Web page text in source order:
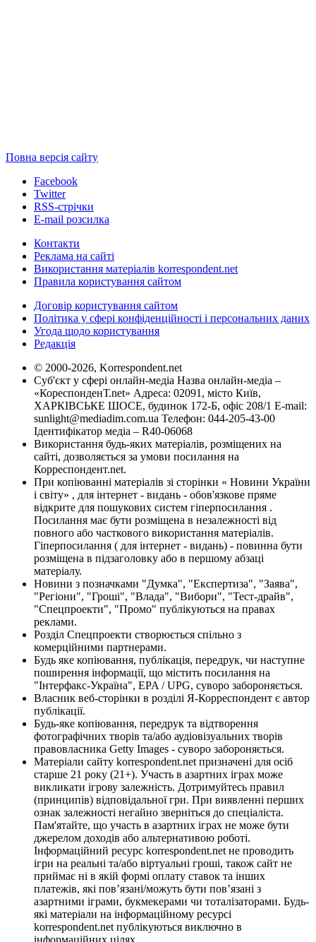
Повна версія сайту
Facebook
Twitter
RSS-стрічки
E-mail розсилка
Контакти
Реклама на сайті
Використання матеріалів korrespondent.net
Правила користування сайтом
Договір користування сайтом
Політика у сфері конфіденційності і персональних даних
Угода щодо користування
Редакція
© 2000-2026, Korrespondent.net
Суб'єкт у сфері онлайн-медіа Назва онлайн-медіа –
«КореспонденТ.net» Адреса: 02091, місто Київ,
ХАРКІВСЬКЕ ШОСЕ, будинок 172-Б, офіс 208/1 E-mail:
sunlight@mediadim.com.ua Телефон: 044-205-43-00
Ідентифікатор медіа – R40-06068
Використання будь-яких матеріалів, розміщених на
сайті, дозволяється за умови посилання на
Корреспондент.net.
При копіюванні матеріалів зі сторінки « Новини України
і світу» , для інтернет - видань - обов'язкове пряме
відкрите для пошукових систем гіперпосилання .
Посилання має бути розміщена в незалежності від
повного або часткового використання матеріалів.
Гіперпосилання ( для інтернет - видань) - повинна бути
розміщена в підзаголовку або в першому абзаці
матеріалу.
Новини з позначками "Думка", "Експертиза", "Заява",
"Регіони", "Гроші", "Влада", "Вибори", "Тест-драйв",
"Спецпроекти", "Промо" публікуються на правах
реклами.
Розділ Спецпроекти створюється спільно з
комерційними партнерами.
Будь яке копіювання, публікація, передрук, чи наступне
поширення інформації, що містить посилання на
"Інтерфакс-Україна", EPA / UPG, суворо забороняється.
Власник веб-сторінки в розділі Я-Корреспондент є автор
публікації.
Будь-яке копіювання, передрук та відтворення
фотографічних творів та/або аудіовізуальних творів
правовласника Getty Images - суворо забороняється.
Матеріали сайту korrespondent.net призначені для осіб
старше 21 року (21+). Участь в азартних іграх може
викликати ігрову залежність. Дотримуйтесь правил
(принципів) відповідальної гри. При виявленні перших
ознак залежності негайно зверніться до спеціаліста.
Пам'ятайте, що участь в азартних іграх не може бути
джерелом доходів або альтернативою роботі.
Інформаційний ресурс korrespondent.net не проводить
ігри на реальні та/або віртуальні гроші, також сайт не
приймає ні в якій формі оплату ставок та інших
платежів, які пов’язані/можуть бути пов’язані з
азартними іграми, букмекерами чи тоталізаторами. Будь-
які матеріали на інформаційному ресурсі
korrespondent.net публікуються виключно в
інформаційних цілях.